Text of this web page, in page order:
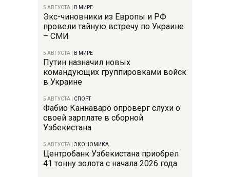
5 АВГУСТА В МИРЕ
Экс-чиновники из Европы и РФ
провели тайную встречу по Украине
– СМИ
5 АВГУСТА В МИРЕ
Путин назначил новых
командующих группировками войск
в Украине
5 АВГУСТА СПОРТ
Фабио Каннаваро опроверг слухи о
своей зарплате в сборной
Узбекистана
5 АВГУСТА ЭКОНОМИКА
Центробанк Узбекистана приобрел
41 тонну золота с начала 2026 года